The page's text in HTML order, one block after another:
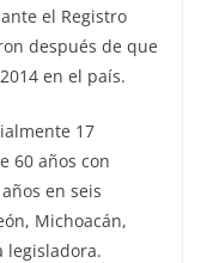
el Registro
después de que
en el país.
17
60 años con
en seis
Michoacán,
legisladora.